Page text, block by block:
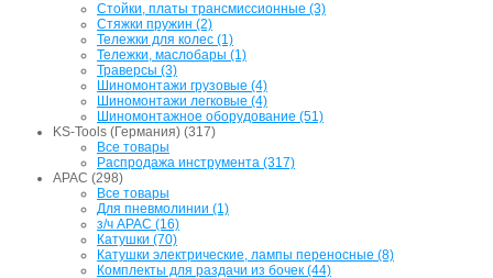
Стойки, платы трансмиссионные (3)
Стяжки пружин (2)
Тележки для колес (1)
Тележки, маслобары (1)
Траверсы (3)
Шиномонтажи грузовые (4)
Шиномонтажи легковые (4)
Шиномонтажное оборудование (51)
KS-Tools (Германия) (317)
Все товары
Распродажа инструмента (317)
APAC (298)
Все товары
Для пневмолинии (1)
з/ч APAC (16)
Катушки (70)
Катушки электрические, лампы переносные (8)
Комплекты для раздачи из бочек (44)